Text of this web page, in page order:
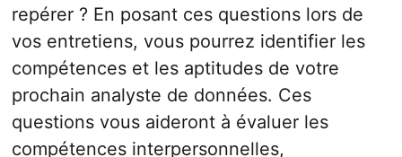
repérer ? En posant ces questions lors de
vos entretiens, vous pourrez identifier les
compétences et les aptitudes de votre
prochain analyste de données. Ces
questions vous aideront à évaluer les
compétences interpersonnelles,